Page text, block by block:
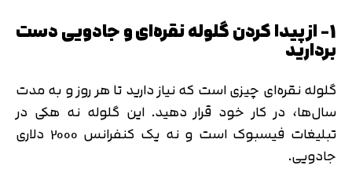
1- از پیدا کردن گلوله نقره‌­ای و جادویی دست
بردارید
گلوله نقره‌­ای چیزی است که نیاز دارید تا هر روز و به مدت
سال­‌ها، در کار خود قرار دهید. این گلوله نه هکی در
تبلیغات فیسبوک است و نه یک کنفرانس 2000 دلاری
جادویی.